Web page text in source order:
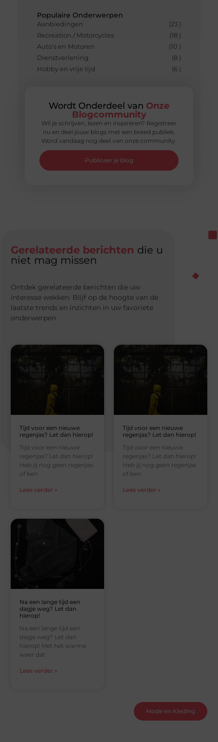
Populaire Onderwerpen
Aanbiedingen
(23 )
Recreation / Motorcycles
(18 )
Auto’s en Motoren
(10 )
Dienstverlening
(8 )
Hobby en vrije tijd
(6 )
Wordt Onderdeel van Onze
Blogcommunity
Wil je schrijven, lezen en inspireren? Registreer
nu en deel jouw blogs met een breed publiek.
Word vandaag nog deel van onze community.
Publiceer je blog
Gerelateerde berichten die u
niet mag missen
Ontdek gerelateerde berichten die uw
interesse wekken. Blijf op de hoogte van de
laatste trends en inzichten in uw favoriete
onderwerpen.
Tijd voor een nieuwe
regenjas? Let dan hierop!
Tijd voor een nieuwe
regenjas? Let dan hierop!
Heb jij nog geen regenjas
of ben
Lees verder »
Tijd voor een nieuwe
regenjas? Let dan hierop!
Tijd voor een nieuwe
regenjas? Let dan hierop!
Heb jij nog geen regenjas
of ben
Lees verder »
Na een lange tijd een
dagje weg? Let dan
hierop!
Na een lange tijd een
dagje weg? Let dan
hierop! Met het warme
weer dat
Lees verder »
Mode en Kleding